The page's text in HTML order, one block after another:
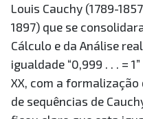
Louis Cauchy (1789-
1897) que se
Cálculo e da Análise
igualdade “0,999 . . . =
XX, com a
de sequências de